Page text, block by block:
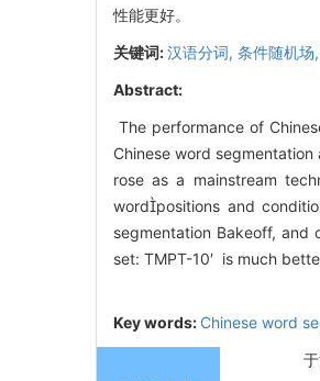
性能更好。
关键词:汉语分词, 条件随机场,
Abstract:
The performance of
Chinese word
rose as a mainstream
wordpositions and
segmentation Bakeoff,
set: TMPT-10′ is much
Key words: Chinese word